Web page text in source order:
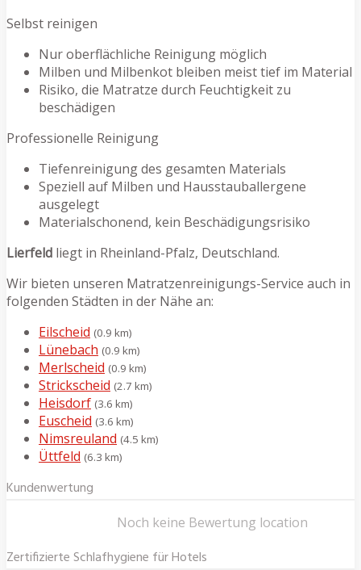
Selbst reinigen
Nur oberflächliche Reinigung möglich
Milben und Milbenkot bleiben meist tief im Material
Risiko, die Matratze durch Feuchtigkeit zu
beschädigen
Professionelle Reinigung
Tiefenreinigung des gesamten Materials
Speziell auf Milben und Hausstauballergene
ausgelegt
Materialschonend, kein Beschädigungsrisiko
Lierfeld liegt in Rheinland-Pfalz, Deutschland.
Wir bieten unseren Matratzenreinigungs-Service auch in
folgenden Städten in der Nähe an:
Eilscheid (0.9 km)
Lünebach (0.9 km)
Merlscheid (0.9 km)
Strickscheid (2.7 km)
Heisdorf (3.6 km)
Euscheid (3.6 km)
Nimsreuland (4.5 km)
Üttfeld (6.3 km)
Kundenwertung
Noch keine Bewertung location
Zertifizierte Schlafhygiene für Hotels